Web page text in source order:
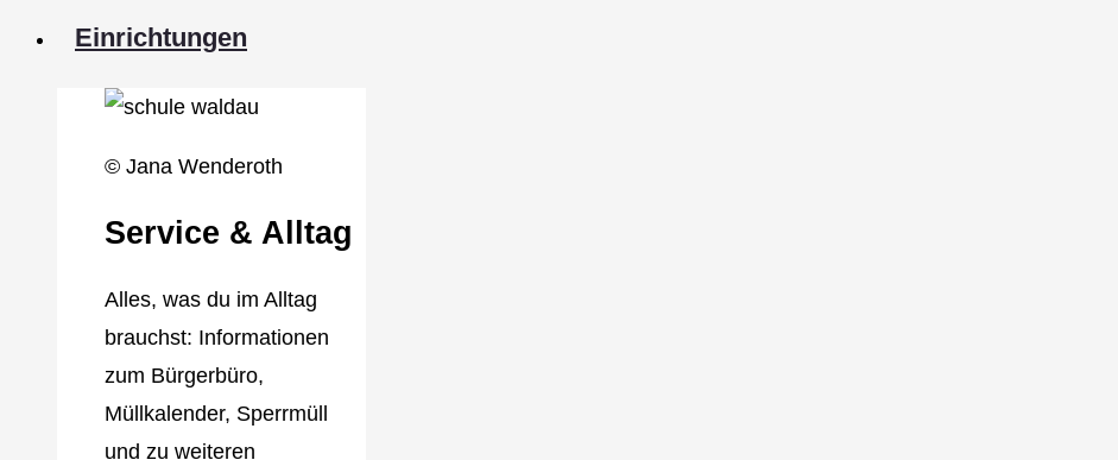
Einrichtungen
© Jana Wenderoth
Service & Alltag
Alles, was du im Alltag
brauchst: Informationen
zum Bürgerbüro,
Müllkalender, Sperrmüll
und zu weiteren